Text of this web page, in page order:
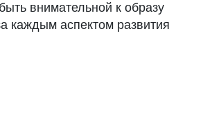
внимательной к образу
каждым аспектом развития